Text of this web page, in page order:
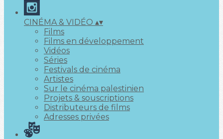
CINÉMA & VIDÉO ▴▾
Films
Films en développement
Vidéos
Séries
Festivals de cinéma
Artistes
Sur le cinéma palestinien
Projets & souscriptions
Distributeurs de films
Adresses privées